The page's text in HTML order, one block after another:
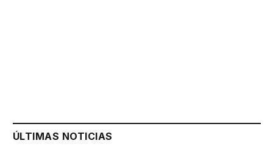
ÚLTIMAS NOTICIAS